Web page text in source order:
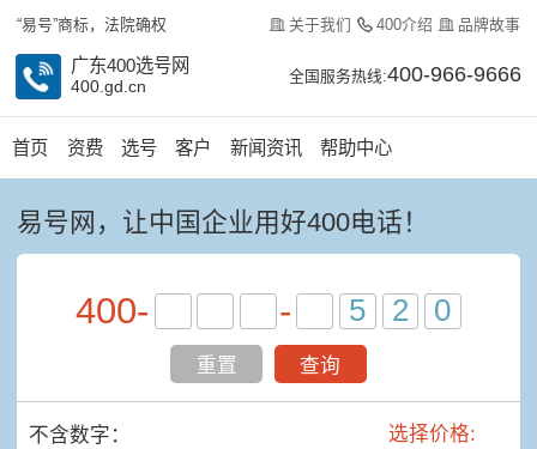
“易号”商标，法院确权 关于我们 400介绍 品牌故事
广东400选号网
400.gd.cn
全国服务热线:400-966-9666
首页 资费 选号 客户 新闻资讯 帮助中心
易号网，让中国企业用好400电话！
400- -
重置 查询
不含数字：
选择价格: